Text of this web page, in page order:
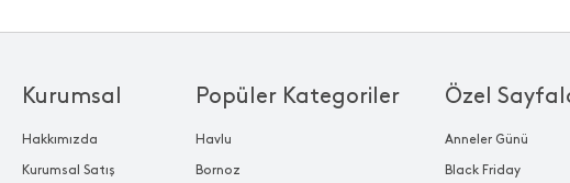
Popüler Kategoriler
Havlu
Bornoz
Özel
Anneler Günü
Black Friday
Kurumsal
Hakkımızda
Kurumsal Satış